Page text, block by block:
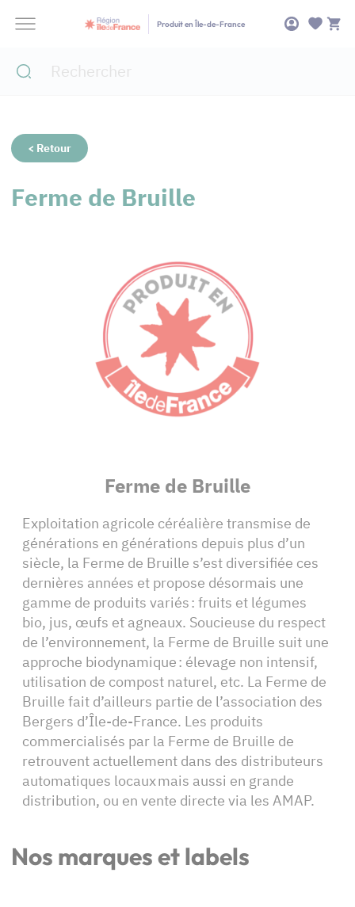
Produit en Île-de-France
< Retour
Ferme de Bruille
Ferme de Bruille
Exploitation agricole céréalière transmise de
générations en générations depuis plus d’un
siècle, la Ferme de Bruille s’est diversifiée ces
dernières années et propose désormais une
gamme de produits variés : fruits et légumes
bio, jus, œufs et agneaux. Soucieuse du respect
de l’environnement, la Ferme de Bruille suit une
approche biodynamique : élevage non intensif,
utilisation de compost naturel, etc. La Ferme de
Bruille fait d’ailleurs partie de l’association des
Bergers d’Île-de-France. Les produits
commercialisés par la Ferme de Bruille de
retrouvent actuellement dans des distributeurs
automatiques locaux mais aussi en grande
distribution, ou en vente directe via les AMAP.
Nos marques et labels